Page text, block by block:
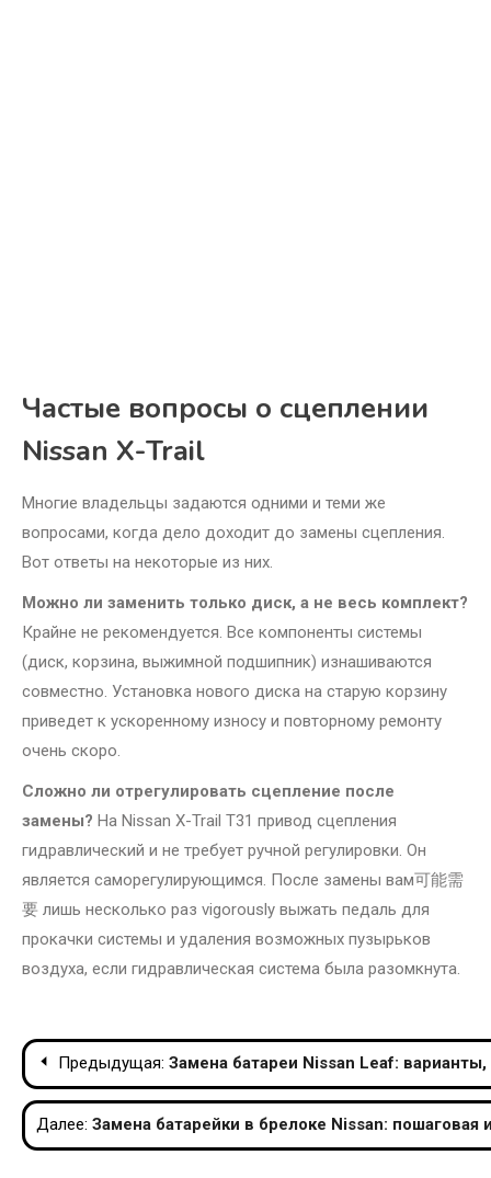
Частые вопросы о сцеплении
Nissan X-Trail
Многие владельцы задаются одними и теми же
вопросами, когда дело доходит до замены сцепления.
Вот ответы на некоторые из них.
Можно ли заменить только диск, а не весь комплект?
Крайне не рекомендуется. Все компоненты системы
(диск, корзина, выжимной подшипник) изнашиваются
совместно. Установка нового диска на старую корзину
приведет к ускоренному износу и повторному ремонту
очень скоро.
Сложно ли отрегулировать сцепление после
замены? На Nissan X-Trail T31 привод сцепления
гидравлический и не требует ручной регулировки. Он
является саморегулирующимся. После замены вам可能需
要 лишь несколько раз vigorously выжать педаль для
прокачки системы и удаления возможных пузырьков
воздуха, если гидравлическая система была разомкнута.
Навигация
по
записям
Предыдущая: Замена батареи Nissan Leaf:
Далее: Замена батарейки в брелоке Nissan: пошаговая